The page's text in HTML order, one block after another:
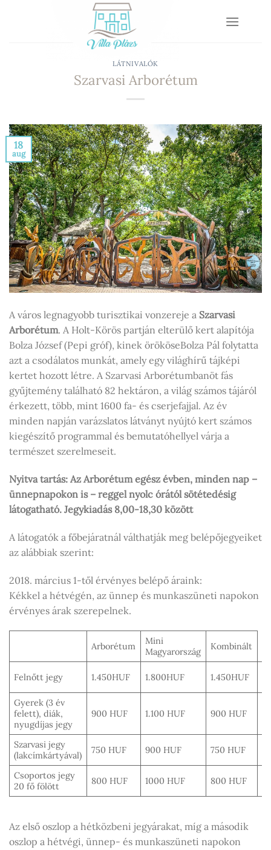
LÁTNIVALÓK
Szarvasi Arborétum
18
aug
A város legnagyobb turisztikai vonzereje a Szarvasi
Arborétum. A Holt-Körös partján elterülő kert alapítója
Bolza József (Pepi gróf), kinek örököseBolza Pál folytatta
azt a csodálatos munkát, amely egy világhírű tájképi
kertet hozott létre. A Szarvasi Arborétumbanöt fás
gyűjtemény található 82 hektáron, a világ számos tájáról
érkezett, több, mint 1600 fa- és cserjefajjal. Az év
minden napján varázslatos látványt nyújtó kert számos
kiegészítő programmal és bemutatóhellyel várja a
természet szerelmeseit.
Nyitva tartás: Az Arborétum egész évben, minden nap –
ünnepnapokon is – reggel nyolc órától sötétedésig
látogatható. Jegykiadás 8,00-18,30 között
A látogatók a főbejáratnál válthatják meg belépőjegyeiket
az alábbiak szerint:
2018. március 1-től érvényes belépő áraink:
Kékkel a hétvégén, az ünnep és munkaszüneti napokon
érvényes árak szerepelnek.
Arborétum
Mini
Magyarország
Kombinált
Felnőtt jegy 1.450HUF 1.800HUF 1.450HUF
Gyerek (3 év
felett), diák,
nyugdíjas jegy
900 HUF 1.100 HUF 900 HUF
Szarvasi jegy
(lakcímkártyával)
750 HUF 900 HUF 750 HUF
Csoportos jegy
20 fő fölött
800 HUF 1000 HUF 800 HUF
Az első oszlop a hétközbeni jegyárakat, míg a második
oszlop a hétvégi, ünnep- és munkaszüneti napokon